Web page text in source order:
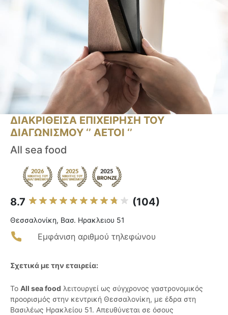
ΔΙΑΚΡΙΘΕΙΣΑ ΕΠΙΧΕΙΡΗΣΗ ΤΟΥ
ΔΙΑΓΩΝΙΣΜΟΥ ‘’ ΑΕΤΟΙ ‘’
All sea food
8.7 (104)
Θεσσαλονίκη, Βασ. Ηρακλειου 51
Εμφάνιση αριθμού τηλεφώνου
Σχετικά με την εταιρεία:
Το All sea food λειτουργεί ως σύγχρονος γαστρονομικός
προορισμός στην κεντρική Θεσσαλονίκη, με έδρα στη
Βασιλέως Ηρακλείου 51. Απευθύνεται σε όσους